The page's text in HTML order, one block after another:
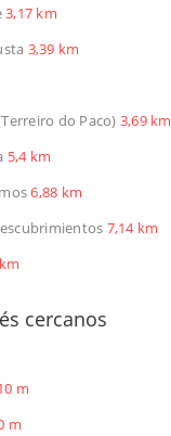
3,17 km
3,39 km
do Paco) 3,69 km
5,4 km
6,88 km
7,14 km
cercanos
m
m